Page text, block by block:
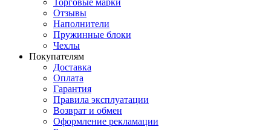
Торговые марки
Отзывы
Наполнители
Пружинные блоки
Чехлы
Покупателям
Доставка
Оплата
Гарантия
Правила эксплуатации
Возврат и обмен
Оформление рекламации